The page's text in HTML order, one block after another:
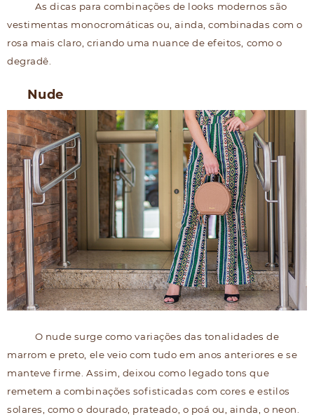
As dicas para combinações de looks modernos são
vestimentas monocromáticas ou, ainda, combinadas com o
rosa mais claro, criando uma nuance de efeitos, como o
degradê.
Nude
O nude surge como variações das tonalidades de
marrom e preto, ele veio com tudo em anos anteriores e se
manteve firme. Assim, deixou como legado tons que
remetem a combinações sofisticadas com cores e estilos
solares, como o dourado, prateado, o poá ou, ainda, o neon.